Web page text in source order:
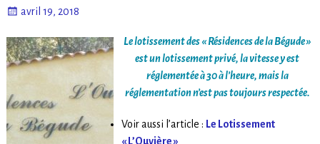
avril 19, 2018
Le lotissement des « Résidences de la Bégude »
est un lotissement privé, la vitesse y est
réglementée à 30 à l’heure, mais la
réglementation n’est pas toujours respectée.
Voir aussi l’article : Le Lotissement
« L’Ouvière »